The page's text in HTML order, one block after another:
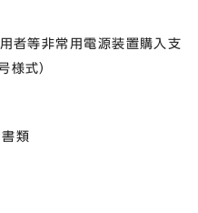
等非常用電源装置購入支
様式）
類